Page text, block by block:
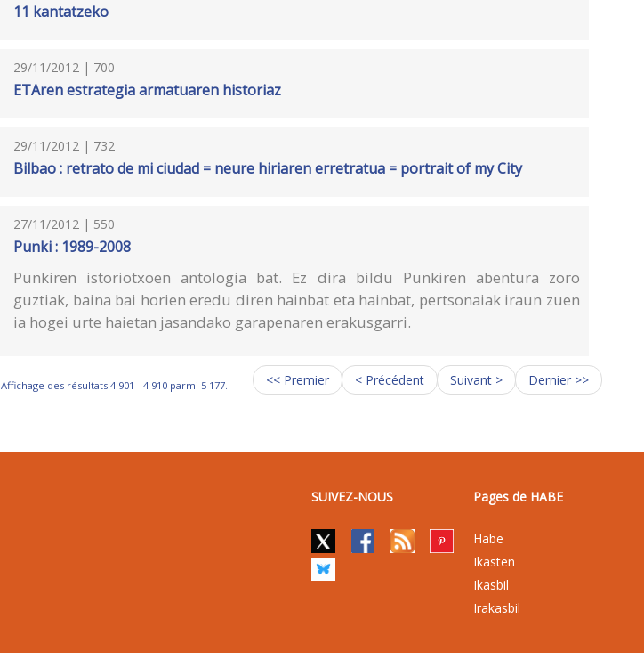
11 kantatzeko
29/11/2012 | 700
ETAren estrategia armatuaren historiaz
29/11/2012 | 732
Bilbao : retrato de mi ciudad = neure hiriaren erretratua = portrait of my City
27/11/2012 | 550
Punki : 1989-2008
Punkiren istoriotxoen antologia bat. Ez dira bildu Punkiren abentura zoro
guztiak, baina bai horien eredu diren hainbat eta hainbat, pertsonaiak iraun zuen
ia hogei urte haietan jasandako garapenaren erakusgarri.
Affichage des résultats 4 901 - 4 910 parmi 5 177. << Premier < Précédent Suivant > Dernier >>
SUIVEZ-NOUS Pages de HABE
Habe
Ikasten
Ikasbil
Irakasbil